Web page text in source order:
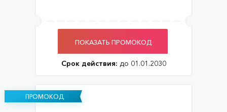
ПОКАЗАТЬ ПРОМОКОД
Срок действия: до 01.01.2030
ПРОМОКОД